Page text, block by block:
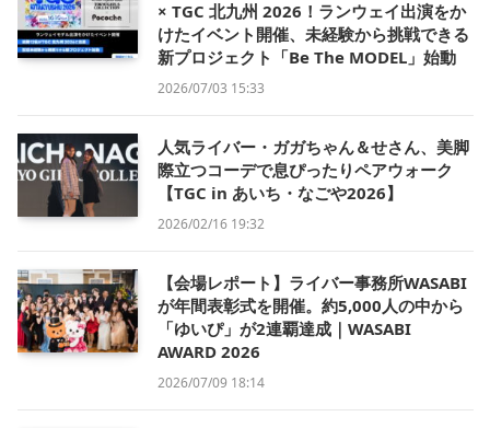
× TGC 北九州 2026！ランウェイ出演をか
けたイベント開催、未経験から挑戦できる
新プロジェクト「Be The MODEL」始動
2026/07/03 15:33
人気ライバー・ガガちゃん＆せさん、美脚
際立つコーデで息ぴったりペアウォーク
【TGC in あいち・なごや2026】
2026/02/16 19:32
【会場レポート】ライバー事務所WASABI
が年間表彰式を開催。約5,000人の中から
「ゆいぴ」が2連覇達成｜WASABI
AWARD 2026
2026/07/09 18:14